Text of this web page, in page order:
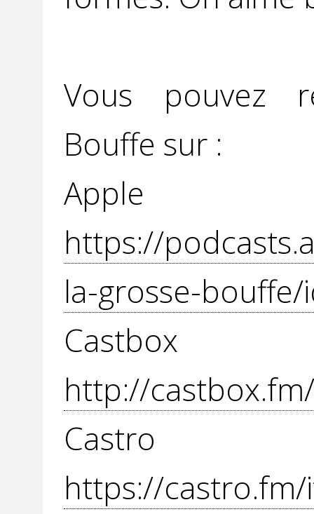
Vous pouvez
Bouffe sur :
Apple
https://
la-grosse-bouffe/
http://
https://